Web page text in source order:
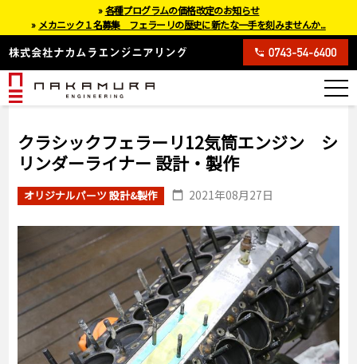
クラシックフェラーリ12気筒エンジン シ
リンダーライナー 設計・製作
オリジナルパーツ 設計&製作 2021年08月27日
»各種プログラムの価格改定のお知らせ
» メカニック１名募集 フェラーリの歴史に新たな一手を刻みませんか...